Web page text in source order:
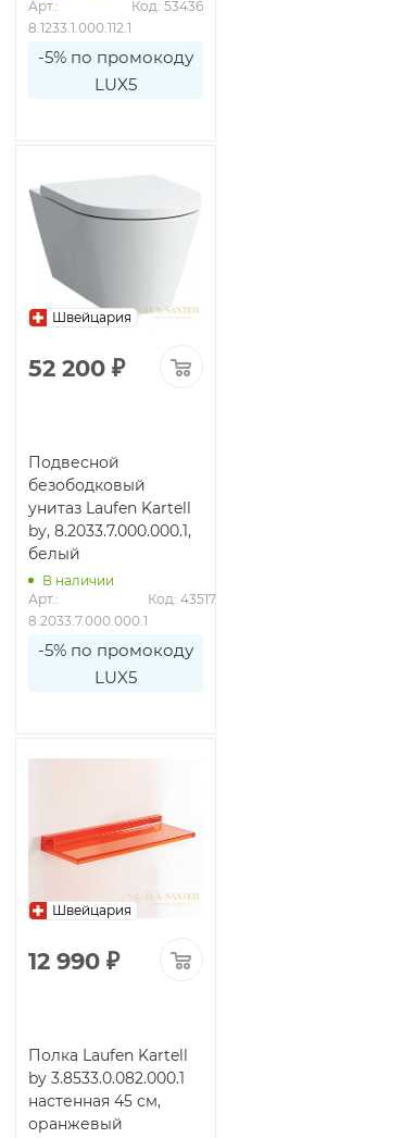
Арт.:
8.1233.1.000.112.1
Код: 53436
-5% по промокоду
LUX5
Швейцария
52 200 ₽
Подвесной
безободковый
унитаз Laufen Kartell
by, 8.2033.7.000.000.1,
белый
В наличии
Арт.:
8.2033.7.000.000.1
Код: 43517
-5% по промокоду
LUX5
Швейцария
12 990 ₽
Полка Laufen Kartell
by 3.8533.0.082.000.1
настенная 45 см,
оранжевый